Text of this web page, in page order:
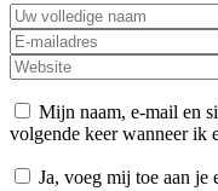
Mijn naam, e-mail en
volgende keer wanneer ik
Ja, voeg mij toe aan je